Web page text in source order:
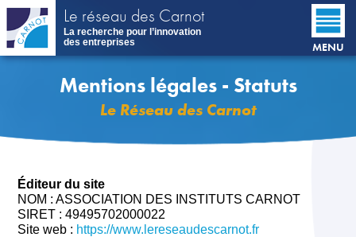
Aller
contenu
principal
Le réseau des Carnot
La recherche pour l’innovation
des entreprises
MENU
Mentions légales - Statuts
Le Réseau des Carnot
Éditeur du site
NOM : ASSOCIATION DES INSTITUTS CARNOT
SIRET : 49495702000022
Site web : https://www.lereseaudescarnot.fr